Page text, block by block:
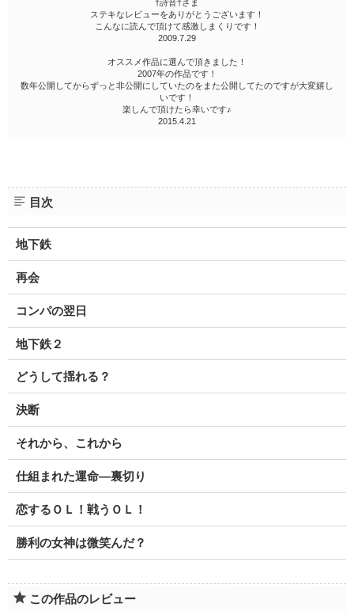
†詩音†さま
ステキなレビューをありがとうございます！
こんなに読んで頂けて感激しまくりです！
2009.7.29
オススメ作品に選んで頂きました！
2007年の作品です！
数年公開してからずっと非公開にしていたのをまた公開してたのですが大変嬉し
いです！
楽しんで頂けたら幸いです♪
2015.4.21
目次
地下鉄
再会
コンパの翌日
地下鉄２
どうして揺れる？
決断
それから、これから
仕組まれた運命―裏切り
恋するＯＬ！戦うＯＬ！
勝利の女神は微笑んだ？
この作品のレビュー